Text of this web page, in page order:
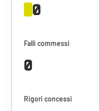
0
Falli commessi
0
Rigori concessi